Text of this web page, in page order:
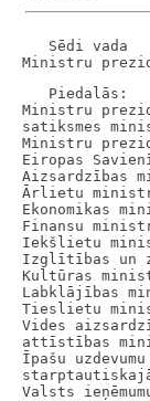
   Sēdi vada
   Piedalās:
Ministru
satiksmes
Ministru
Eiropas
Ārlietu
Finansu
Iekšlietu
Izglītības un
Kultūras
Labklājības
Tieslietu
Vides
attīstības
Īpašu
Valsts